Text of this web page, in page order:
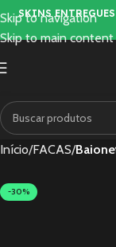
Skip to navigation
Skip to main content
SKINS
Início FACAS
-30%